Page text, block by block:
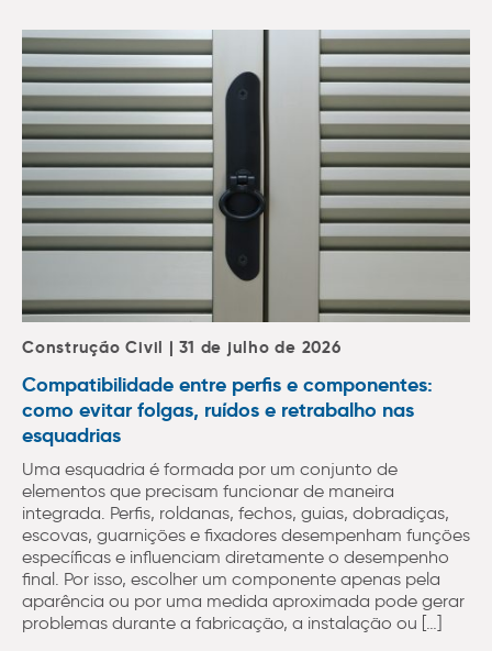
Construção Civil | 31 de julho de 2026
Compatibilidade entre perfis e componentes:
como evitar folgas, ruídos e retrabalho nas
esquadrias
Uma esquadria é formada por um conjunto de
elementos que precisam funcionar de maneira
integrada. Perfis, roldanas, fechos, guias, dobradiças,
escovas, guarnições e fixadores desempenham funções
específicas e influenciam diretamente o desempenho
final. Por isso, escolher um componente apenas pela
aparência ou por uma medida aproximada pode gerar
problemas durante a fabricação, a instalação ou […]